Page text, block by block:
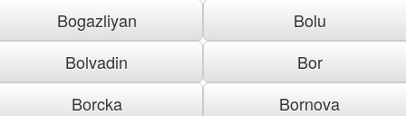
Bogazliyan
Bolu
Bolvadin
Bor
Borcka
Bornova